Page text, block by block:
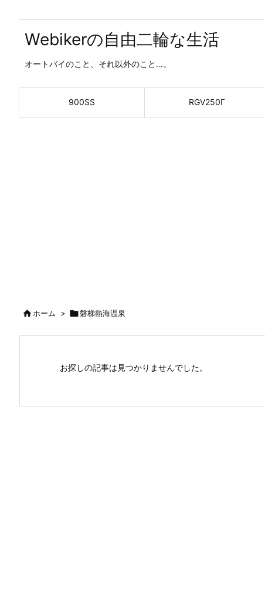
Webikerの自由二輪な生活
オートバイのこと、それ以外のこと…。
900SS RGV250Γ
ホーム > 磐梯熱海温泉
お探しの記事は見つかりませんでした。